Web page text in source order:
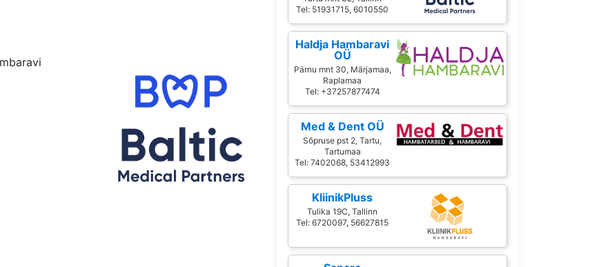
Tel: 51931715, 6010550
Haldja Hambaravi
OÜ
Pärnu mnt 30, Märjamaa,
Raplamaa
Tel: +37257877474
Med & Dent OÜ
Sõpruse pst 2, Tartu,
Tartumaa
Tel: 7402068, 53412993
KliinikPluss
Tulika 19C, Tallinn
Tel: 6720097, 56627815